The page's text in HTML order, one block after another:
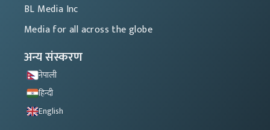
BL Media Inc
Media for all across the globe
अन्य संस्करण
नेपाली
हिन्दी
English